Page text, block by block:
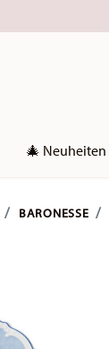
🎄 Neuheiten
BARONESSE